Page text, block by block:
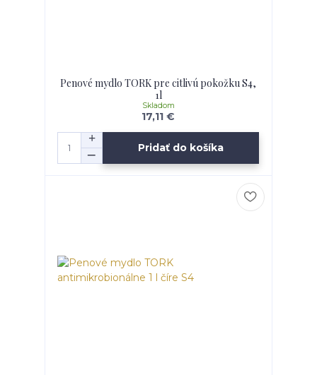
Penové mydlo TORK pre citlivú pokožku S4,
1l
17,11 €
Skladom
Pridať do košíka